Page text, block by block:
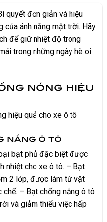
quyết đơn giản và hiệu
của ánh nắng mặt trời. Hãy
để giữ nhiệt độ trong
trong những ngày hè oi
nóng hiệu
nắng ô tô
bạt phủ đặc biệt được
nhiệt cho xe ô tô. – Bạt
2 lớp, được làm từ vật
chế. – Bạt chống nắng ô tô
và giảm thiểu việc hấp